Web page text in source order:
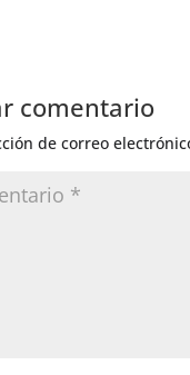
comentario
de correo